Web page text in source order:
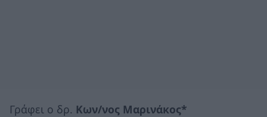
Γράφει ο δρ. Κων/νος Μαρινάκος*